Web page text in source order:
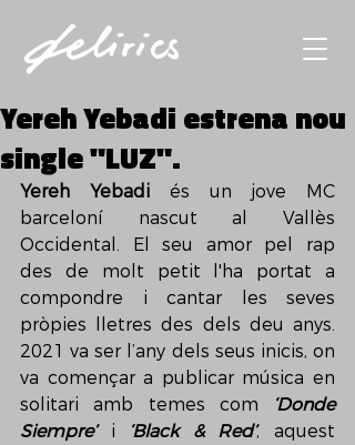
Yereh Yebadi estrena nou
single "LUZ".
Yereh Yebadi és un jove MC
barceloní nascut al Vallès
Occidental. El seu amor pel rap
des de molt petit l'ha portat a
compondre i cantar les seves
pròpies lletres des dels deu anys.
2021 va ser l’any dels seus inicis, on
va començar a publicar música en
solitari amb temes com
‘Donde
Siempre’ i ‘Black & Red’, aquest